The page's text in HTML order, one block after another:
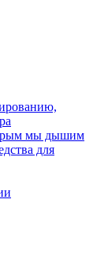
мы дышим
для